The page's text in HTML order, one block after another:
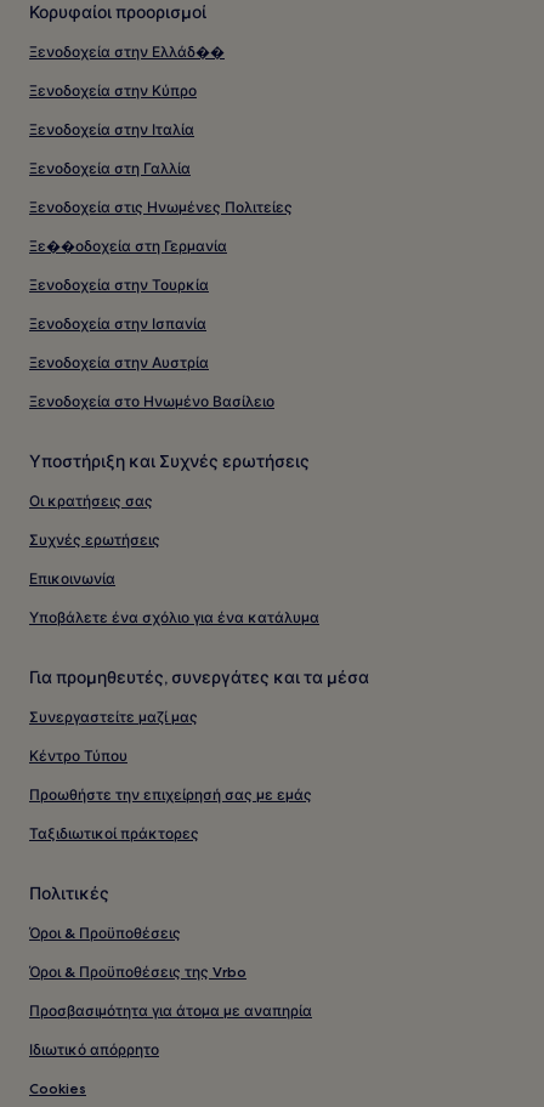
Κορυφαίοι προορισμοί
Ξενοδοχεία στην Ελλάδ��
Ξενοδοχεία στην Κύπρο
Ξενοδοχεία στην Ιταλία
Ξενοδοχεία στη Γαλλία
Ξενοδοχεία στις Ηνωμένες Πολιτείες
Ξε��οδοχεία στη Γερμανία
Ξενοδοχεία στην Τουρκία
Ξενοδοχεία στην Ισπανία
Ξενοδοχεία στην Αυστρία
Ξενοδοχεία στο Ηνωμένο Βασίλειο
Υποστήριξη και Συχνές ερωτήσεις
Οι κρατήσεις σας
Συχνές ερωτήσεις
Επικοινωνία
Υποβάλετε ένα σχόλιο για ένα κατάλυμα
Για προμηθευτές, συνεργάτες και τα μέσα
Συνεργαστείτε μαζί μας
Κέντρο Τύπου
Προωθήστε την επιχείρησή σας με εμάς
Ταξιδιωτικοί πράκτορες
Πολιτικές
Όροι & Προϋποθέσεις
Όροι & Προϋποθέσεις της Vrbo
Προσβασιμότητα για άτομα με αναπηρία
Ιδιωτικό απόρρητο
Cookies